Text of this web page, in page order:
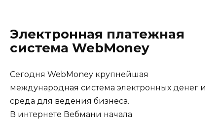
Электронная платежная
система WebMoney
Сегодня WebMoney крупнейшая
международная система электронных денег и
среда для ведения бизнеса.
В интернете Вебмани начала